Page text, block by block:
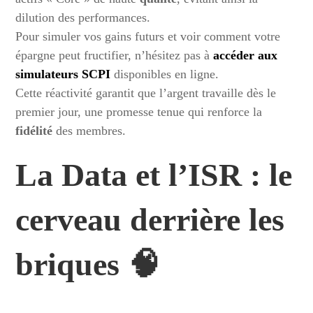
dilution des performances.
Pour simuler vos gains futurs et voir comment votre
épargne peut fructifier, n’hésitez pas àaccéder aux
simulateurs SCPI disponibles en ligne.
Cette réactivité garantit que l’argent travaille dès le
premier jour, une promesse tenue qui renforce la
fidélité des membres.
La Data et l’ISR : le
cerveau derrière les
briques 🧠